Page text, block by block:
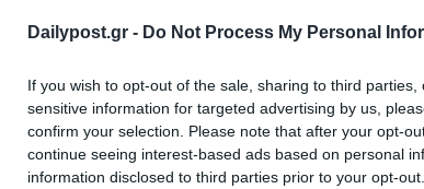
Dailypost.gr - Do Not Process My Personal
If you wish to opt-out of the sale, sharing to third
sensitive information for targeted advertising by us,
confirm your selection. Please note that after your opt-
continue seeing interest-based ads based on personal
information disclosed to third parties prior to your opt-